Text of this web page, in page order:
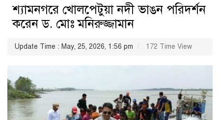
শ্যামনগরে খোলপেটুয়া নদী ভাঙন পরিদর্শন
করেন ড. মোঃ মনিরুজ্জামান
Update Time : May, 25, 2026, 1:56 pm 172 Time View